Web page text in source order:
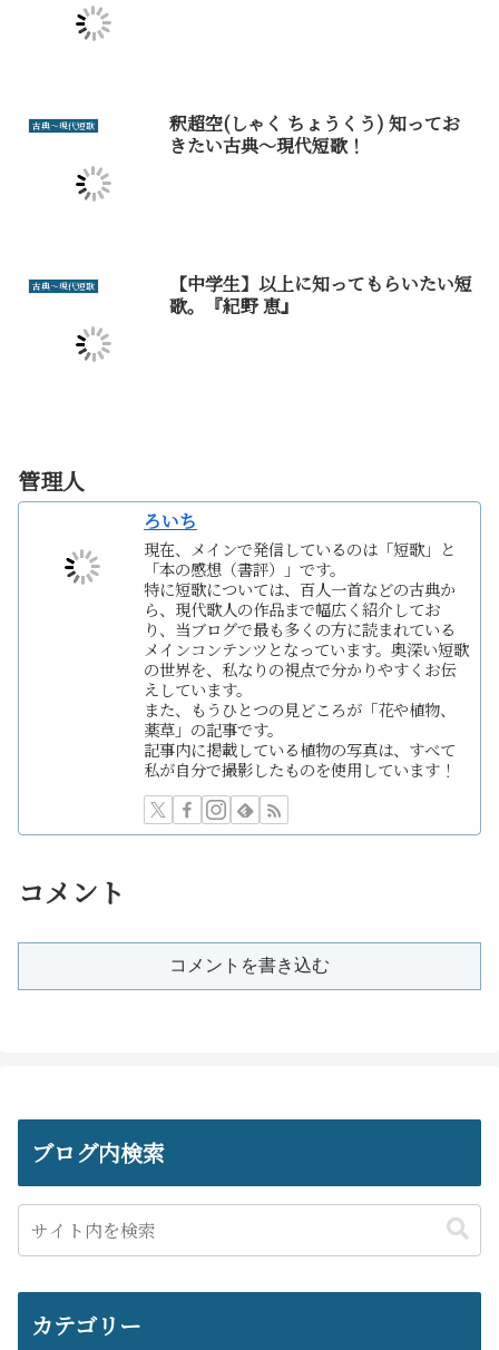
古典～現代短歌
釈超空(しゃく ちょうくう) 知ってお
きたい古典～現代短歌！
古典～現代短歌
【中学生】以上に知ってもらいたい短
歌。『紀野 恵』
管理人
ろいち
現在、メインで発信しているのは「短歌」と
「本の感想（書評）」です。
特に短歌については、百人一首などの古典か
ら、現代歌人の作品まで幅広く紹介してお
り、当ブログで最も多くの方に読まれている
メインコンテンツとなっています。奥深い短歌
の世界を、私なりの視点で分かりやすくお伝
えしています。
また、もうひとつの見どころが「花や植物、
薬草」の記事です。
記事内に掲載している植物の写真は、すべて
私が自分で撮影したものを使用しています！
コメント
コメントを書き込む
ブログ内検索
カテゴリー